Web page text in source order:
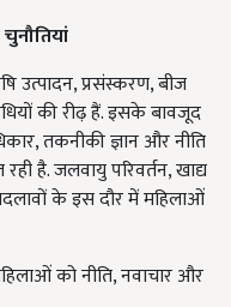
उत्पादन, प्रसंस्करण, बीज
की रीढ़ हैं. इसके बावजूद
तकनीकी ज्ञान और नीति
है. जलवायु परिवर्तन, खाद्य
के इस दौर में महिलाओं
को नीति, नवाचार और